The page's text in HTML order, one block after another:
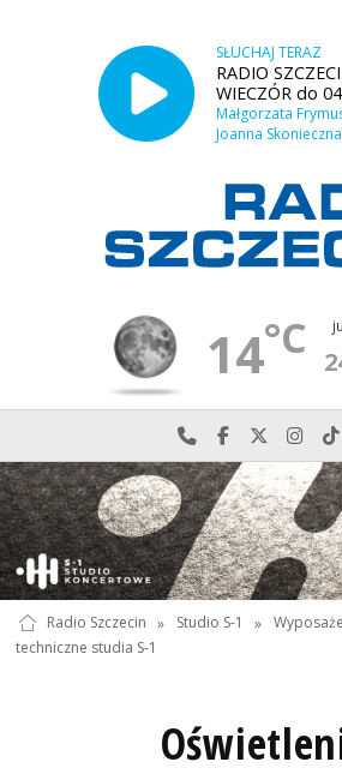
SŁUCHAJ TERAZ
RADIO
WIECZÓR do
Małgorzata
Joanna Skonieczna
14°C
Najlepiej po
Odwiedź nas
Radio Szczecin » Studio S-1 »
techniczne studia S-1